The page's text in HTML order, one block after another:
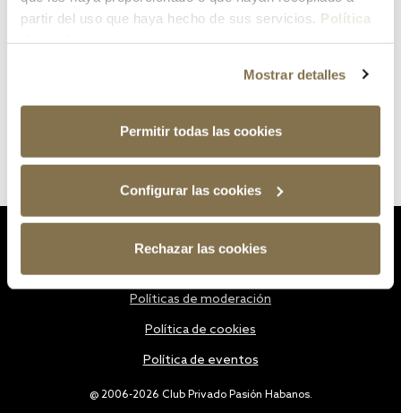
partir del uso que haya hecho de sus servicios. Política
Mostrar detalles
Permitir todas las cookies
Configurar las cookies
Rechazar las cookies
@ 2006-2026 Club Privado Pasión Habanos.
Políticas de moderación
Política de cookies
Política de eventos